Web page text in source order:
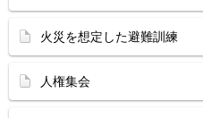
火災を想定した避難訓練
人権集会